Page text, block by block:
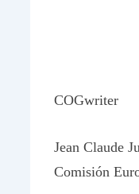
COGwriter
Jean Claude
Comisión